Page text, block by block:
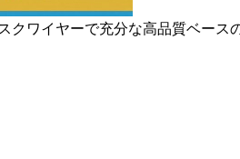
クワイヤーで充分な高品質ベー